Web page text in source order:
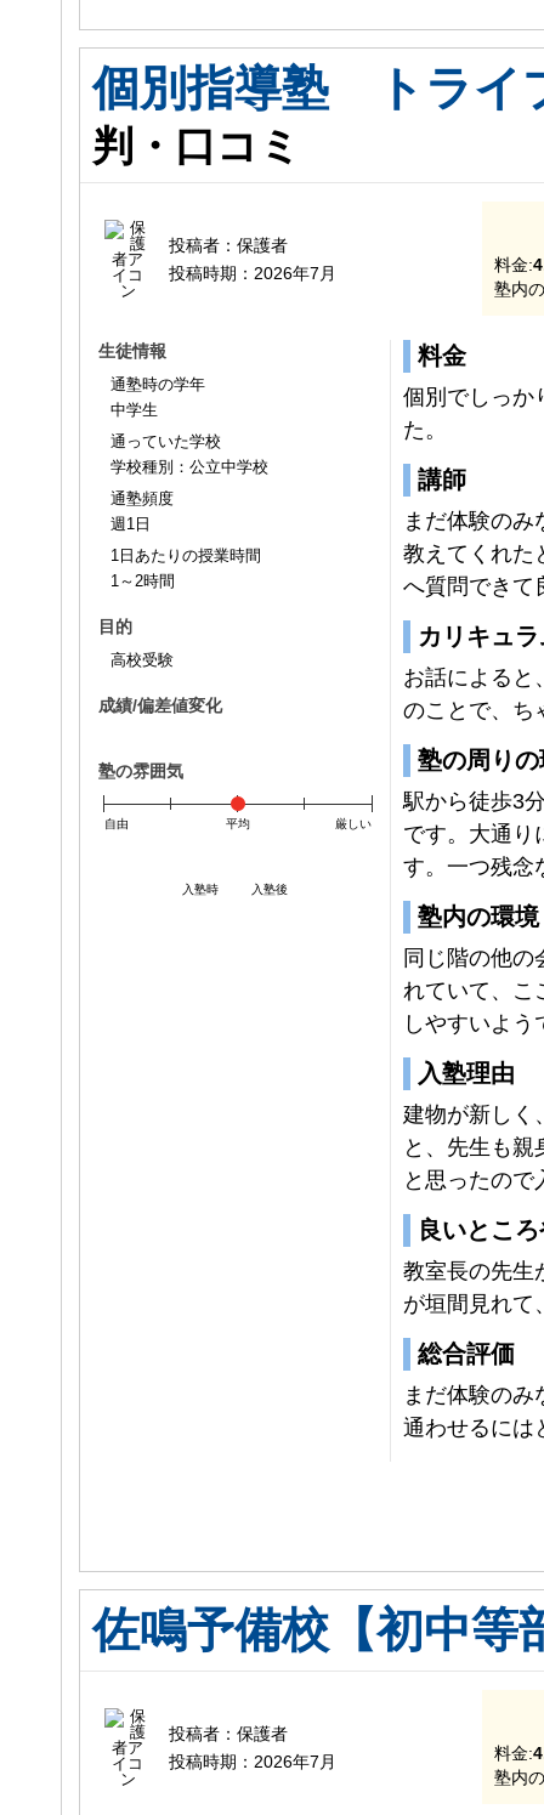
個別指導塾 トライ
判・口コミ
投稿者： 保護者
投稿時期： 2026年7月 料金:
塾内
生徒情報
通塾時の学年
中学生
通っていた学校
学校種別：公立中学校
通塾頻度
週1日
1日あたりの授業時間
1～2時間
目的
高校受験
成績/偏差値変化
入塾時 入塾後
塾の雰囲気
自由 平均 厳しい
料金
個別でしっか
た。
講師
まだ体験の
教えてくれた
へ質問できて
カリキュ
お話によると
のことで、ち
塾の周り
駅から徒歩3
です。大通り
す。一つ残念
塾内の環境
同じ階の他
れていて、こ
しやすいよう
入塾理由
建物が新しく
と、先生も
と思ったので
良いとこ
教室長の先生
が垣間見れて
総合評価
まだ体験の
通わせるには
佐鳴予備校【初中等
投稿者： 保護者
投稿時期： 2026年7月 料金:
塾内